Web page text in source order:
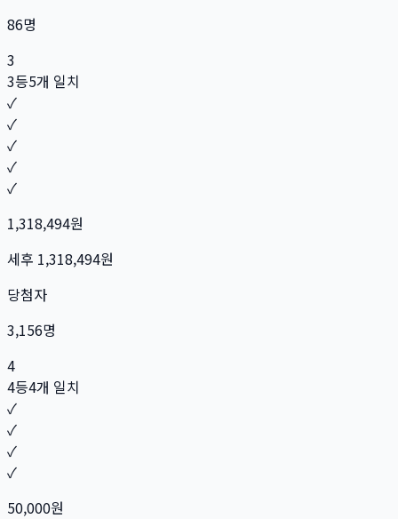
86명
3
3등5개 일치
✓
✓
✓
✓
✓
1,318,494원
세후 1,318,494원
당첨자
3,156명
4
4등4개 일치
✓
✓
✓
✓
50,000원